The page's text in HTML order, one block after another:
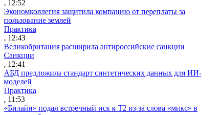
, 12:52
Экономколлегия защитила компанию от переплаты за
пользование землей
Практика
, 12:43
Великобритания расширила антироссийские санкции
Санкции
, 12:41
АБД предложила стандарт синтетических данных для ИИ-
моделей
Практика
, 11:53
«Билайн» подал встречный иск к Т2 из-за слова «микс» в